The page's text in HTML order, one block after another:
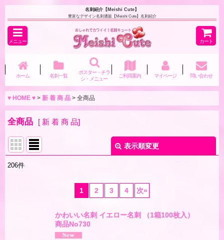
名刺紹介【Meishi Cute】
豊富なデザイン名刺通販【Meishi Cute】名刺紹介
メニュー カート
ホーム 名刺一覧
ポスター・チラ
シ・メニュー
ご利用案内 マイページ 問い合わせ
♥ HOME ♥ > 新 着 商 品 > 全商品
全商品 [ 新 着 商 品]
表示順変更
206件
1 2 3 4 次»
かわいい名刺 イエロー名刺 （1箱100枚入）
商品No730